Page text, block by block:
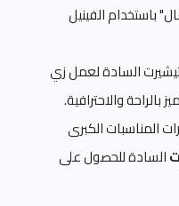
باستخدام الفينيل
السادة لعمل زي
والاحترافية.
المناسبات الكبرى
السادة للحصول على